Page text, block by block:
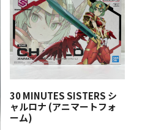
30 MINUTES SISTERS シ
ャルロナ (アニマートフォ
ーム)